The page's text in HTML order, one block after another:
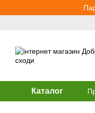
Перейти до основного
Каталог